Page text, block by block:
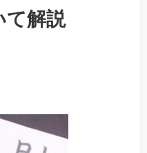
て解説